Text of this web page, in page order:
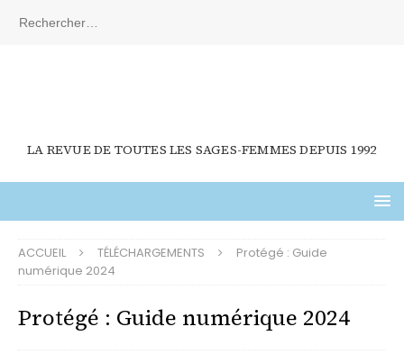
LA REVUE DE TOUTES LES SAGES-FEMMES DEPUIS 1992
ACCUEIL TÉLÉCHARGEMENTS
Protégé : Guide
numérique 2024
Protégé : Guide numérique 2024